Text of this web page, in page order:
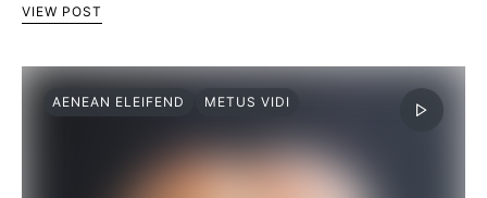
VIEW POST
AENEAN ELEIFEND METUS VIDI